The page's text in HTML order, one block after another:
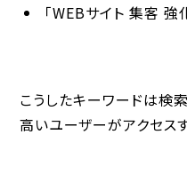
「WEBサイト 集客 強
こうしたキーワードは検
高いユーザーがアクセス